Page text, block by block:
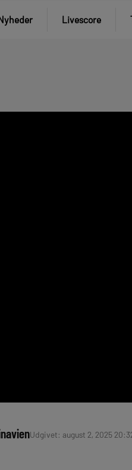
Livescore
Udgivet: august 2, 2025